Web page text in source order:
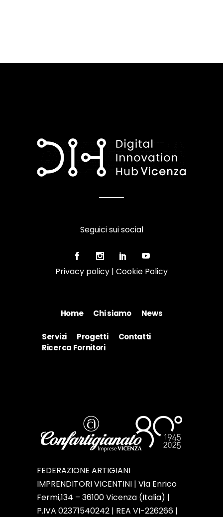
Home Chi siamo News
Seguici sui social
Privacy policy | Cookie Policy
Servizi Progetti
Contatti
Ricerca Fornitori
FEDERAZIONE ARTIGIANI
IMPRENDITORI VICENTINI | Via Enrico
Fermi,134 – 36100 Vicenza (Italia) |
P.IVA 02371540242 | REA VI-226266 |